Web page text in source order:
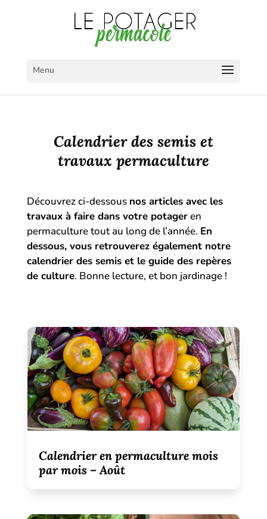
permaculture
Calendrier des semis et
travaux permaculture
Découvrez ci-dessous nos articles avec les
travaux à faire dans votre potageren
permaculture tout au long de l’année. En
dessous, vous retrouverez également notre
calendrier des semis et le guide des repères
de culture. Bonne lecture, et bon jardinage !
Calendrier en permaculture mois
par mois – Août